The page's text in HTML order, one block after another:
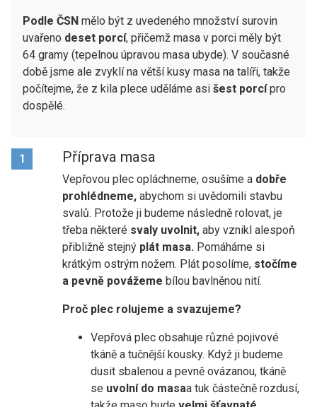
Podle ČSN mělo být z uvedeného množství surovin
uvařeno deset porcí, přičemž masa v porci měly být
64 gramy (tepelnou úpravou masa ubyde). V současné
době jsme ale zvyklí na větší kusy masa na talíři, takže
počítejme, že z kila plece uděláme asi šest porcípro
dospělé.
1 Příprava masa
Vepřovou plec opláchneme, osušíme a dobře
prohlédneme, abychom si uvědomili stavbu
svalů. Protože ji budeme následně rolovat, je
třeba některé svaly uvolnit, aby vznikl alespoň
přibližně stejný plát masa. Pomáháme si
krátkým ostrým nožem. Plát posolíme, stočíme
a pevně povážeme bílou bavlněnou nití.
Proč plec rolujeme a svazujeme?
Vepřová plec obsahuje různé pojivové
tkáně a tučnější kousky. Když ji budeme
dusit sbalenou a pevně ovázanou, tkáně
se uvolní do masaa tuk částečně rozdusí,